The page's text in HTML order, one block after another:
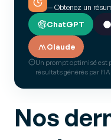
— Obtenez un
ChatGPT
Claude
Un prompt optimisé est
résultats générés par
Nos